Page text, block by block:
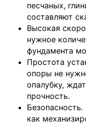
песчаных,
составляют
Высокая
нужное
фундамента
Простота
опоры не
опалубку,
прочность.
как